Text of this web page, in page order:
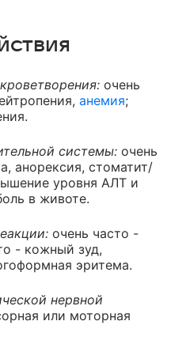
очень
анемия;
системы: очень
анорексия, стоматит/
уровня АЛТ и
в животе.
очень часто -
- кожный зуд,
эритема.
нервной
или моторная